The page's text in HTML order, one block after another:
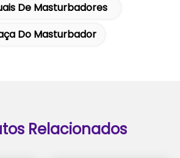
De Masturbadores
Do Masturbador
Relacionados